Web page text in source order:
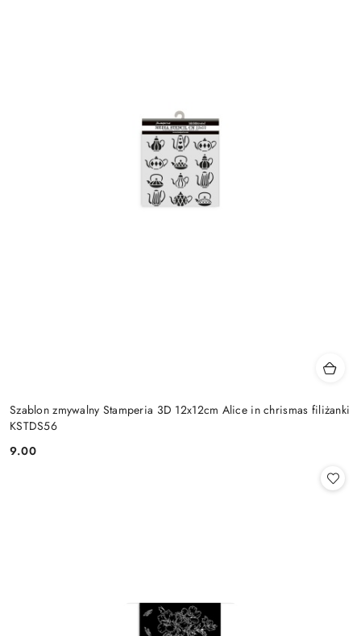
Szablon zmywalny Stamperia 3D 12x12cm Alice in chrismas filiżanki
KSTDS56
Cena:
9.00